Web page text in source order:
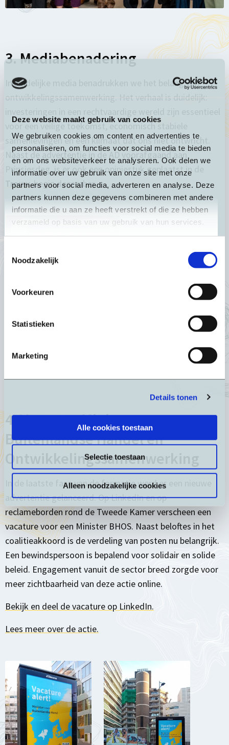
Deze website maakt gebruik van cookies
We gebruiken cookies om content en advertenties te
personaliseren, om functies voor social media te bieden
en om ons websiteverkeer te analyseren. Ook delen we
informatie over uw gebruik van onze site met onze
partners voor social media, adverteren en analyse. Deze
partners kunnen deze gegevens combineren met andere
informatie die u aan ze heeft verstrekt of die ze hebben
verzameld op basis van uw gebruik van hun services.
Noodzakelijk
Voorkeuren
Statistieken
Marketing
Details tonen
Alle cookies toestaan
Selectie toestaan
Alleen noodzakelijke cookies
3. Mediabenadering
In landelijke media benadrukken we het belang van
ontwikkelingssamenwerking. Het verhaal is duidelijk:
voor een veilige toekomst, economisch stabiele
samenlevingen en een klimaat dat ons niet ontwricht.
Naast de advertentie in de AD voorafgaand aan
Prinsjesdag, is er ook een opiniestuk geplaatst in de
Trouwbegin december.
4. Vacature Minister voor
Buitenlandse Handel en
Ontwikkelingssamenwerking
In de laatste fase van de formatie werd er een nieuwe
advertentie gelanceerd. Op LinkedIn en op
reclameborden rond de Tweede Kamer verscheen een
vacature voor een Minister BHOS. Naast beloftes in het
coalitieakkoord is de verdeling van posten nu belangrijk.
Een bewindspersoon is bepalend voor solidair en solide
beleid. Engagement vanuit de sector breed zorgde voor
meer zichtbaarheid van deze actie online.
Bekijk en deel de vacature op LinkedIn.
Lees meer over de actie.